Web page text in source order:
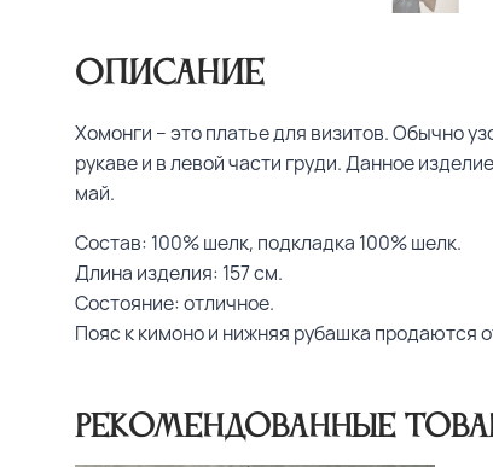
Описание
Хомонги – это платье для визитов. Обычно
рукаве и в левой части груди. Данное
май.
Состав: 100% шелк, подкладка 100% шелк.
Длина изделия: 157 см.
Состояние: отличное.
Пояс к кимоно и нижняя рубашка продаются
Рекомендованные